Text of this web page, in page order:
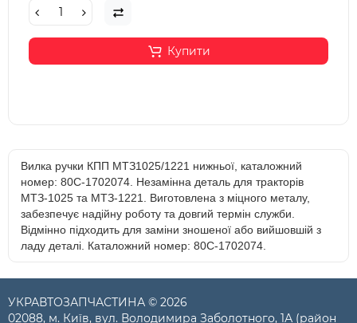
Купити
Вилка ручки КПП МТЗ1025/1221 нижньої, каталожний
номер: 80С-1702074. Незамінна деталь для тракторів
МТЗ-1025 та МТЗ-1221. Виготовлена з міцного металу,
забезпечує надійну роботу та довгий термін служби.
Відмінно підходить для заміни зношеної або вийшовшій з
ладу деталі. Каталожний номер: 80С-1702074.
УКРАВТОЗАПЧАСТИНА © 2026
02088, м. Київ, вул. Володимира Заболотного, 1А (район